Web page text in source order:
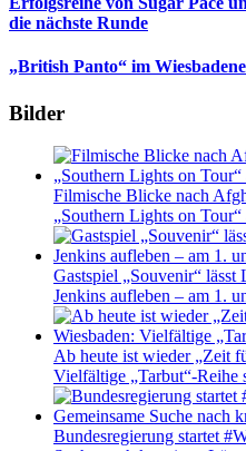
die nächste Runde
„British Panto“ im
Bilder
Filmische Blicke nach
„Southern Lights on
Gastspiel „Souvenir“ lässt
Jenkins aufleben – am 1.
Ab heute ist wieder „Zeit
Vielfältige „Tarbut“-Reihe
Bundesregierung startet